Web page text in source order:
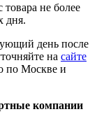
товара не более
дня.
день после
на сайте
по Москве и
компании